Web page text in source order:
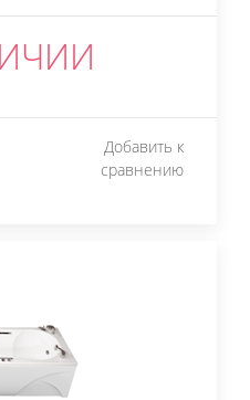
Добавить к
сравнению